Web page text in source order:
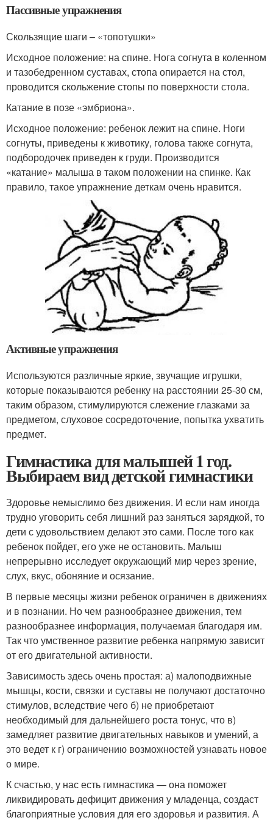
Пассивные упражнения
Скользящие шаги – «топотушки»
Исходное положение: на спине. Нога согнута в коленном
и тазобедренном суставах, стопа опирается на стол,
проводится скольжение стопы по поверхности стола.
Катание в позе «эмбриона».
Исходное положение: ребенок лежит на спине. Ноги
согнуты, приведены к животику, голова также согнута,
подбородочек приведен к груди. Производится
«катание» малыша в таком положении на спинке. Как
правило, такое упражнение деткам очень нравится.
Активные упражнения
Используются различные яркие, звучащие игрушки,
которые показываются ребенку на расстоянии 25-30 см,
таким образом, стимулируются слежение глазками за
предметом, слуховое сосредоточение, попытка ухватить
предмет.
Гимнастика для малышей 1 год.
Выбираем вид детской гимнастики
Здоровье немыслимо без движения. И если нам иногда
трудно уговорить себя лишний раз заняться зарядкой, то
дети с удовольствием делают это сами. После того как
ребенок пойдет, его уже не остановить. Малыш
непрерывно исследует окружающий мир через зрение,
слух, вкус, обоняние и осязание.
В первые месяцы жизни ребенок ограничен в движениях
и в познании. Но чем разнообразнее движения, тем
разнообразнее информация, получаемая благодаря им.
Так что умственное развитие ребенка напрямую зависит
от его двигательной активности.
Зависимость здесь очень простая: а) малоподвижные
мышцы, кости, связки и суставы не получают достаточно
стимулов, вследствие чего б) не приобретают
необходимый для дальнейшего роста тонус, что в)
замедляет развитие двигательных навыков и умений, а
это ведет к г) ограничению возможностей узнавать новое
о мире.
К счастью, у нас есть гимнастика — она поможет
ликвидировать дефицит движения у младенца, создаст
благоприятные условия для его здоровья и развития. А